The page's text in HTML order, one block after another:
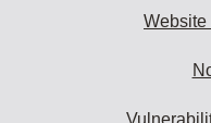
Website